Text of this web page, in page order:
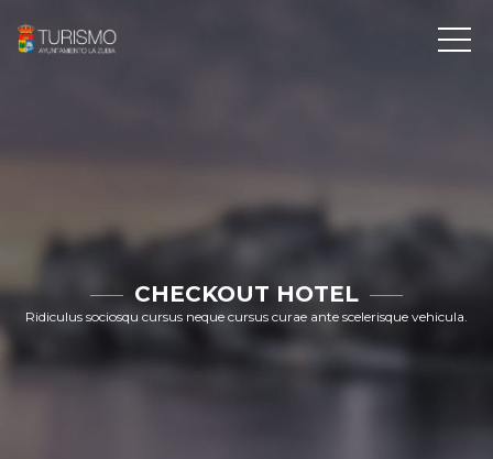
CHECKOUT HOTEL
Ridiculus sociosqu cursus neque cursus curae ante scelerisque vehicula.